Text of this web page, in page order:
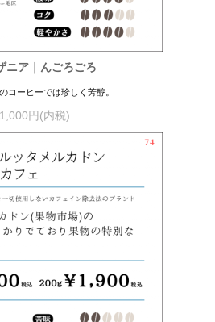
ニア｜んごろごろ
コーヒーでは珍しく芳醇。
1,000円(内税)